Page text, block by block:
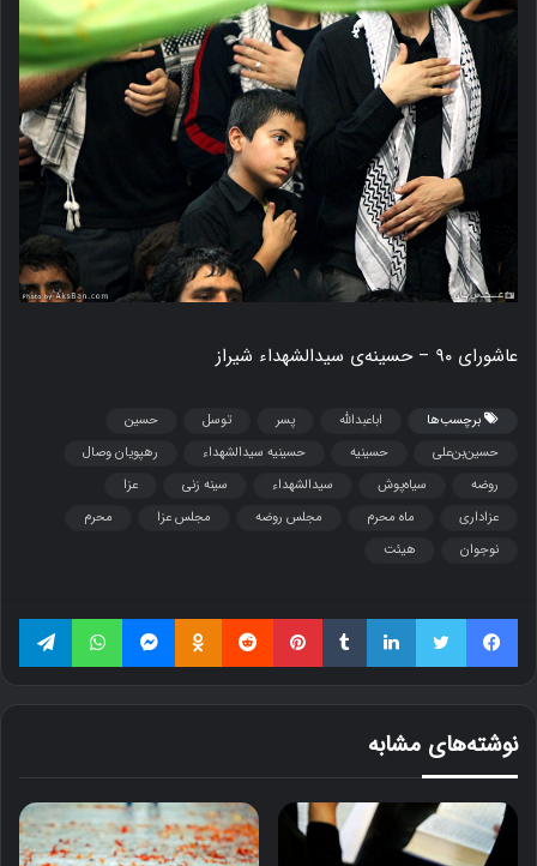
عاشورای ۹۰ – حسینه‌ی سیدالشهداء شیراز
برچسب‌ها اباعبدالله پسر توسل
حسین
حسین‌بن‌علی
حسینیه حسینیه سیدالشهداء
رهپویان وصال
روضه
سیاه‌پوش سیدالشهداء سینه زنی
عزا
عزاداری
ماه محرم مجلس روضه مجلس عزا
محرم
نوجوان
هیئت
فیسبوک توییتر لینکداین تامبلر پینتریست Reddit
Odnoklassniki مسنجر واتس آپ
نوشته‌های مشابه